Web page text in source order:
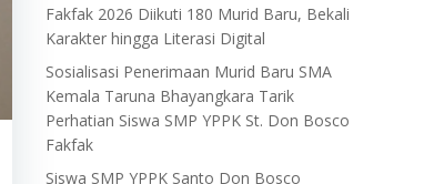
Fakfak 2026 Diikuti 180 Murid Baru, Bekali
Karakter hingga Literasi Digital
Sosialisasi Penerimaan Murid Baru SMA
Kemala Taruna Bhayangkara Tarik
Perhatian Siswa SMP YPPK St. Don Bosco
Fakfak
Siswa SMP YPPK Santo Don Bosco